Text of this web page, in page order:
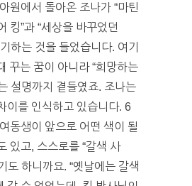
원에서 돌아온 조나가 “마틴
킹”과 “세상을 바꾸었던
하는 것을 들었습니다. 여기
꾸는 꿈이 아니라 “희망하는
설명까지 곁들였죠. 조나는
이를 인식하고 있습니다. 6
동생이 앞으로 어떤 색이 될
있고, 스스로를 “갈색 사
도 하니까요. “옛날에는 갈색